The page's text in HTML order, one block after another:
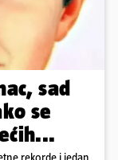
sad
se
rekorde i jedan